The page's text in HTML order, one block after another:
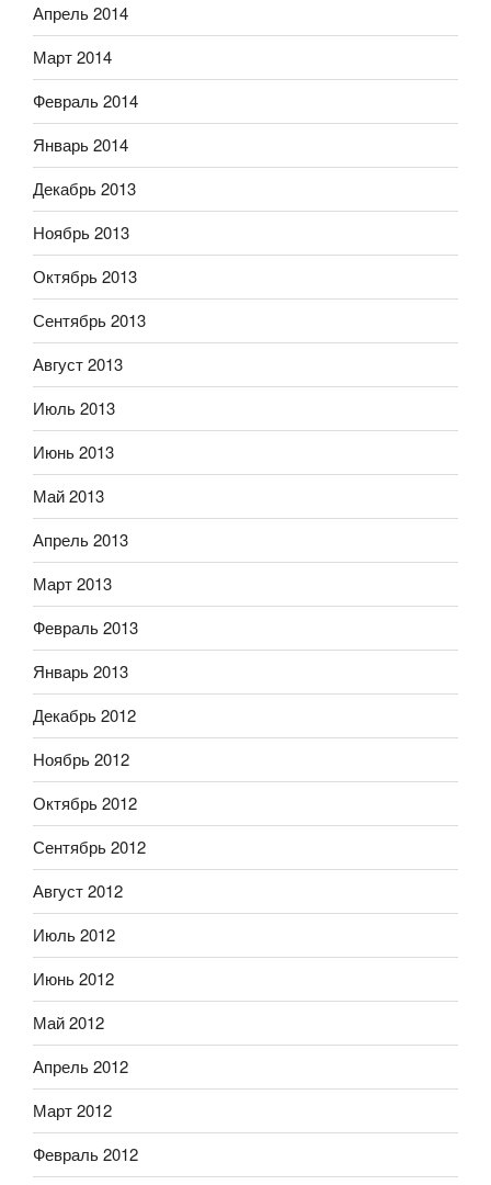
Апрель 2014
Март 2014
Февраль 2014
Январь 2014
Декабрь 2013
Ноябрь 2013
Октябрь 2013
Сентябрь 2013
Август 2013
Июль 2013
Июнь 2013
Май 2013
Апрель 2013
Март 2013
Февраль 2013
Январь 2013
Декабрь 2012
Ноябрь 2012
Октябрь 2012
Сентябрь 2012
Август 2012
Июль 2012
Июнь 2012
Май 2012
Апрель 2012
Март 2012
Февраль 2012